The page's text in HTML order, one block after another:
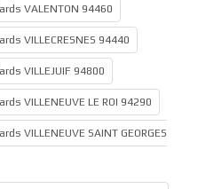
VALENTON 94460
VILLECRESNES 94440
VILLEJUIF 94800
VILLENEUVE LE ROI 94290
VILLENEUVE SAINT GEORGES